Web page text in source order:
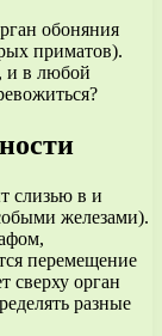
обоняния
приматов).
и в любой
слизью в и
железами).
перемещение
сверху орган
разные